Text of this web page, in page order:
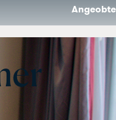
Angeobte